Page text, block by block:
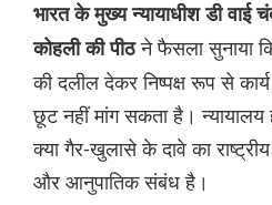
भारत के मुख्य न्यायाधीश डी वाई
कोहली की पीठने फैसला सुनाया कि
की दलील देकर निष्पक्ष रूप से
छूट नहीं मांग सकता है।
क्या गैर-खुलासे के दावे का
और आनुपातिक संबंध है।